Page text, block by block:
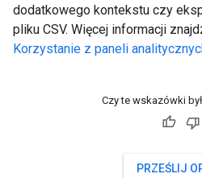
dodatkowego kontekstu czy
pliku CSV. Więcej informacji
Korzystanie z paneli
Czy te wskazówki
PRZEŚLIJ